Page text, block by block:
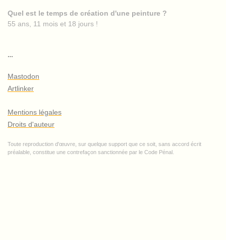
Quel est le temps de création d'une peinture ?
55 ans, 11 mois et 18 jours !
…
Mastodon
Artlinker
Mentions légales
Droits d'auteur
Toute reproduction d'œuvre, sur quelque support que ce soit, sans accord écrit
préalable, constitue une contrefaçon sanctionnée par le Code Pénal.